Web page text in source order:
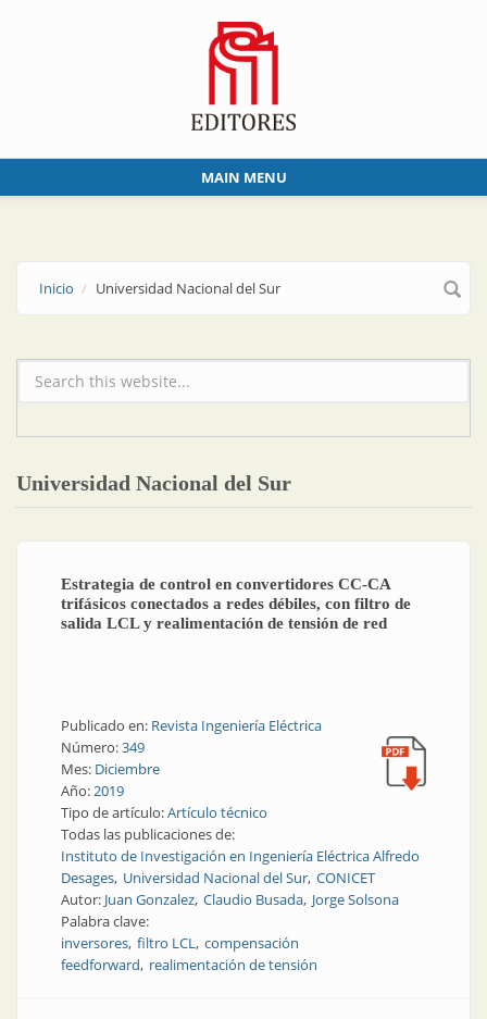
MAIN MENU
Inicio Universidad Nacional del Sur
Formulario de búsqueda
Universidad Nacional del Sur
Estrategia de control en convertidores CC-CA
trifásicos conectados a redes débiles, con filtro de
salida LCL y realimentación de tensión de red
Publicado en: Revista Ingeniería Eléctrica
Número:349
Mes: Diciembre
Año:2019
Tipo de artículo:Artículo técnico
Todas las publicaciones de:
Instituto de Investigación en Ingeniería Eléctrica Alfredo
Desages Universidad Nacional del Sur CONICET
Autor: Juan Gonzalez Claudio Busada Jorge Solsona
Palabra clave:
inversores filtro LCL compensación
feedforward realimentación de tensión